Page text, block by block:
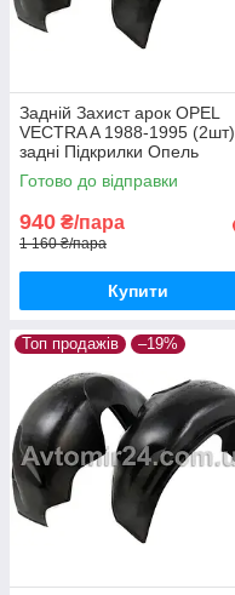
Задній Захист арок OPEL
VECTRA A 1988-1995 (2шт)
задні Підкрилки Опель
Вектра А пара задніх
Готово до відправки
940 ₴/пара
1 160 ₴/пара
Купити
Топ продажів –19%